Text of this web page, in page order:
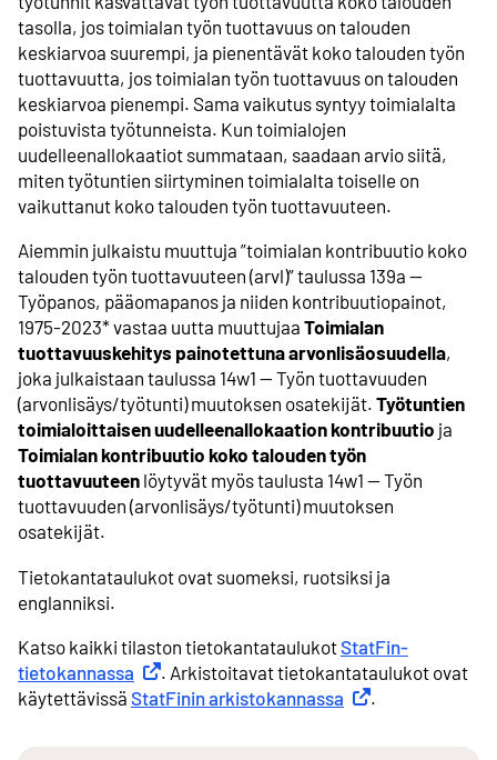
tasolla, jos toimialan työn tuottavuus on talouden
keskiarvoa suurempi, ja pienentävät koko talouden työn
tuottavuutta, jos toimialan työn tuottavuus on talouden
keskiarvoa pienempi. Sama vaikutus syntyy toimialalta
poistuvista työtunneista. Kun toimialojen
uudelleenallokaatiot summataan, saadaan arvio siitä,
miten työtuntien siirtyminen toimialalta toiselle on
vaikuttanut koko talouden työn tuottavuuteen.
Aiemmin julkaistu muuttuja ”toimialan kontribuutio koko
talouden työn tuottavuuteen (arvl)” taulussa 139a --
Työpanos, pääomapanos ja niiden kontribuutiopainot,
1975-2023* vastaa uutta muuttujaa Toimialan
tuottavuuskehitys painotettuna arvonlisäosuudella,
joka julkaistaan taulussa 14w1 -- Työn tuottavuuden
(arvonlisäys/työtunti) muutoksen osatekijät. Työtuntien
toimialoittaisen uudelleenallokaation kontribuutio ja
Toimialan kontribuutio koko talouden työn
tuottavuuteen löytyvät myös taulusta 14w1 -- Työn
tuottavuuden (arvonlisäys/työtunti) muutoksen
osatekijät.
Tietokantataulukot ovat suomeksi, ruotsiksi ja
englanniksi.
Katso kaikki tilaston tietokantataulukotStatFin-
tietokannassa Ulkoinen linkki
. Arkistoitavat tietokantataulukot ovat
käytettävissä StatFinin arkistokannassa Ulkoinen linkki
.